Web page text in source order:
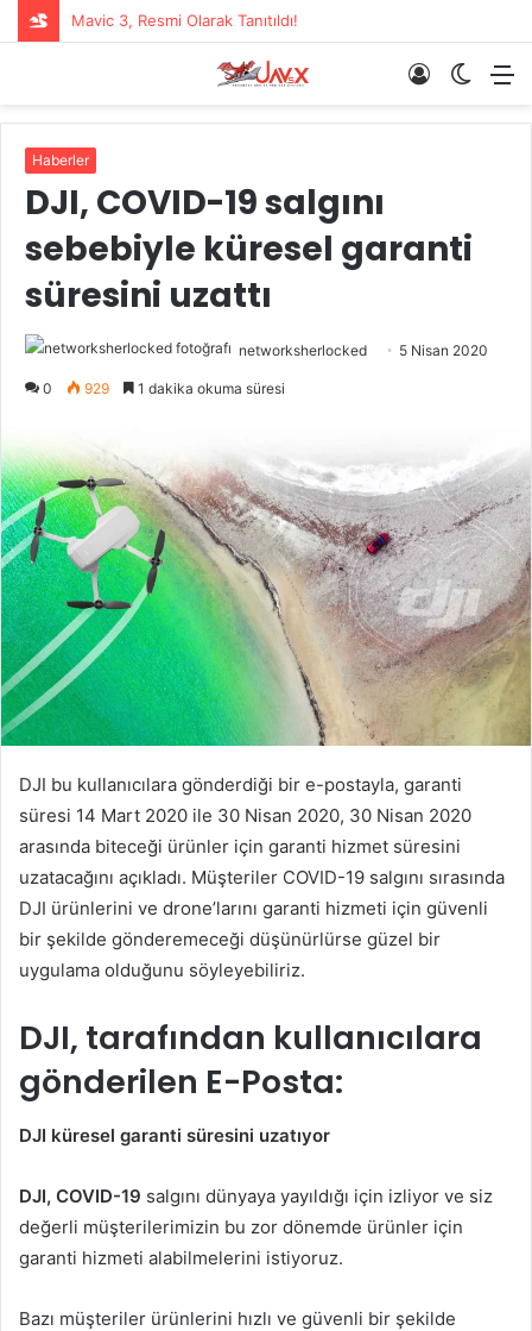
Mavic 3, Resmi Olarak Tanıtıldı!
Dış
Giriş
Haberler
DJI, COVID-19 salgını
sebebiyle küresel garanti
süresini uzattı
networksherlocked 5 Nisan 2020
0 929 1 dakika okuma süresi
DJI bu kullanıcılara gönderdiği bir e-postayla, garanti
süresi 14 Mart 2020 ile 30 Nisan 2020, 30 Nisan 2020
arasında biteceği ürünler için garanti hizmet süresini
uzatacağını açıkladı. Müşteriler COVID-19 salgını sırasında
DJI ürünlerini ve drone’larını garanti hizmeti için güvenli
bir şekilde gönderemeceği düşünürlürse güzel bir
uygulama olduğunu söyleyebiliriz.
DJI, tarafından kullanıcılara
gönderilen E-Posta:
DJI küresel garanti süresini uzatıyor
DJI, COVID-19 salgını dünyaya yayıldığı için izliyor ve siz
değerli müşterilerimizin bu zor dönemde ürünler için
garanti hizmeti alabilmelerini istiyoruz.
Bazı müşteriler ürünlerini hızlı ve güvenli bir şekilde